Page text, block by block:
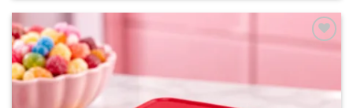
Add to